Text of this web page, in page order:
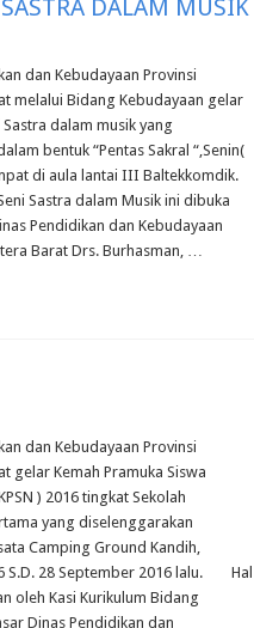
DALAM MUSIK
dan Kebudayaan Provinsi
melalui Bidang Kebudayaan gelar
dalam musik yang
bentuk “Pentas Sakral “,Senin(
di aula lantai III Baltekkomdik.
Sastra dalam Musik ini dibuka
Pendidikan dan Kebudayaan
Barat Drs. Burhasman, …
dan Kebudayaan Provinsi
gelar Kemah Pramuka Siswa
) 2016 tingkat Sekolah
yang diselenggarakan
Camping Ground Kandih,
S.D. 28 September 2016 lalu. Hal
oleh Kasi Kurikulum Bidang
Dinas Pendidikan dan